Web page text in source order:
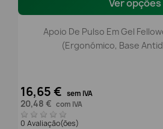
Ver opções
Apoio De Pulso Em Gel
(Ergonómico, Base
16,65 € sem IVA
20,48 € com IVA
0 Avaliação(ões)